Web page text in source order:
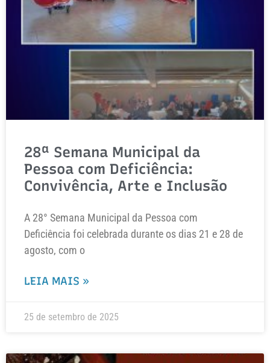
28ª Semana Municipal da
Pessoa com Deficiência:
Convivência, Arte e Inclusão
A 28° Semana Municipal da Pessoa com
Deficiência foi celebrada durante os dias 21 e 28 de
agosto, com o
LEIA MAIS »
25 de setembro de 2025